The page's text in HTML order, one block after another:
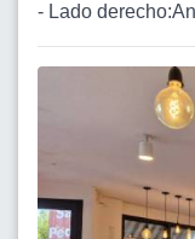
- Lado